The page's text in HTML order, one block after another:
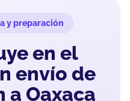
y preparación
en el
envío de
a Oaxaca